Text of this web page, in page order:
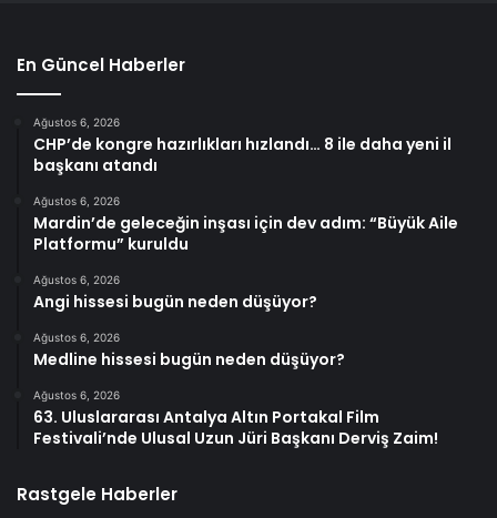
En Güncel Haberler
Ağustos 6, 2026
CHP’de kongre hazırlıkları hızlandı… 8 ile daha yeni il
başkanı atandı
Ağustos 6, 2026
Mardin’de geleceğin inşası için dev adım: “Büyük Aile
Platformu” kuruldu
Ağustos 6, 2026
Angi hissesi bugün neden düşüyor?
Ağustos 6, 2026
Medline hissesi bugün neden düşüyor?
Ağustos 6, 2026
63. Uluslararası Antalya Altın Portakal Film
Festivali’nde Ulusal Uzun Jüri Başkanı Derviş Zaim!
Rastgele Haberler